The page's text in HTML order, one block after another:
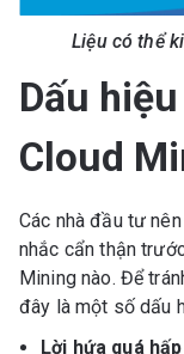
Liệu có thể
Dấu
Cloud
Các nhà đầu tư
nhắc cẩn thận
Mining nào. Để
đây là một số dấu
Lời hứa quá